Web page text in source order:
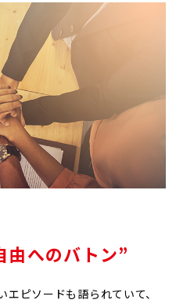
由へのバトン”
ピソードも語られていて、